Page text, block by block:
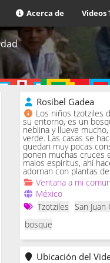
Acerca de Videos
Rosibel Gadea
Los niños tzotziles
su entorno, es un
neblina y llueve
verde. Las casas se
quedan muy pocas
ponen muchas cruces
malos espíritus, ahí
adornan con plantas
Ventana a mi
México
Tzotziles San Juan
bosque
Ubicación del